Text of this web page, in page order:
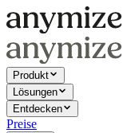
Produkt
Lösungen
Entdecken
Preise